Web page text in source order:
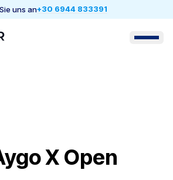
uns an+30 6944 833391
X Open